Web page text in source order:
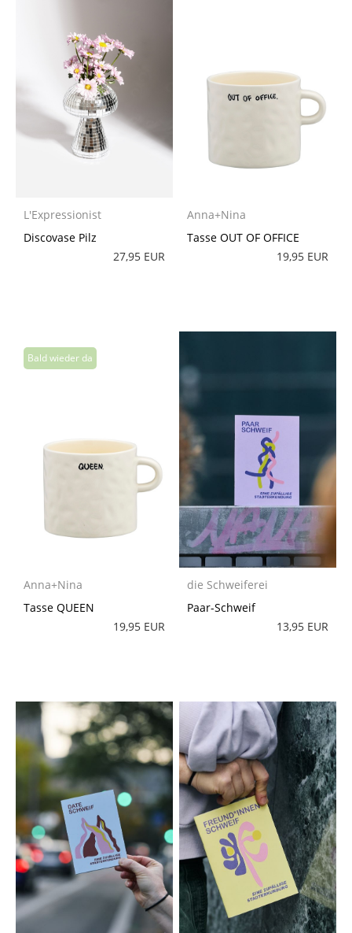
L'Expressionist
Discovase Pilz
27,95 EUR
Anna+Nina
Tasse OUT OF OFFICE
19,95 EUR
Anna+Nina
Tasse QUEEN
19,95 EUR
die Schweiferei
Paar-Schweif
13,95 EUR